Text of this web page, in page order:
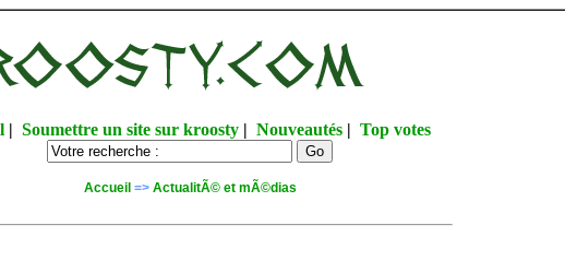
| Soumettre un site sur kroosty| Nouveautés| Top votes
Accueil => ActualitÃ© et mÃ©dias